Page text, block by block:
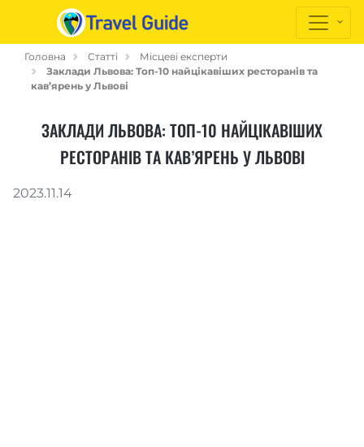
Головна Статті
Місцеві експерти
Заклади Львова: Топ-10 найцікавіших ресторанів та
кав’ярень у Львові
ЗАКЛАДИ ЛЬВОВА: ТОП-10 НАЙЦІКАВІШИХ
РЕСТОРАНІВ ТА КАВ’ЯРЕНЬ У ЛЬВОВІ
2023.11.14